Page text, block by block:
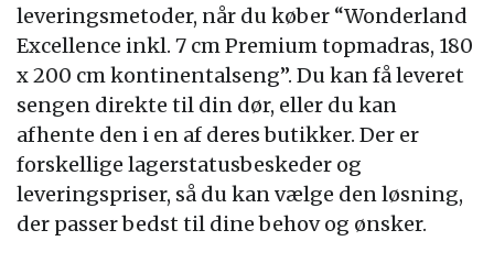
leveringsmetoder, når du køber “Wonderland
Excellence inkl. 7 cm Premium topmadras, 180
x 200 cm kontinentalseng”. Du kan få leveret
sengen direkte til din dør, eller du kan
afhente den i en af deres butikker. Der er
forskellige lagerstatusbeskeder og
leveringspriser, så du kan vælge den løsning,
der passer bedst til dine behov og ønsker.